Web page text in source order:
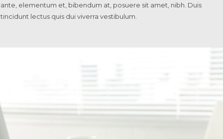
ante, elementum et, bibendum at, posuere sit amet, nibh. Duis
tincidunt lectus quis dui viverra vestibulum.